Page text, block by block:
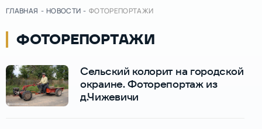
ГЛАВНАЯ - НОВОСТИ - ФОТОРЕПОРТАЖИ
ФОТОРЕПОРТАЖИ
Сельский колорит на городской
окраине. Фоторепортаж из
д.Чижевичи